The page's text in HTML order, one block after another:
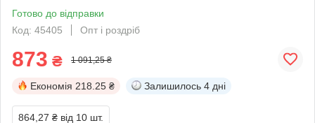
Готово до відправки
Код: 45405
Опт і роздріб
873 ₴ 1 091,25 ₴
Економія 218.25 ₴ Залишилось 4 дні
864,27 ₴ від 10 шт.